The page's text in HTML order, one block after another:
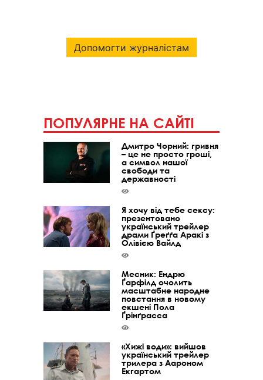
Допомогти журналістам
ПОПУЛЯРНЕ НА САЙТІ
Дмитро Чорний: гривня
– це не просто гроші,
а символ нашої
свободи та
державності
Я хочу від тебе сексу:
презентовано
український трейлер
драми Ґреґґа Аракі з
Олівією Вайлд
Месник: Ендрю
Ґарфілд очолить
масштабне народне
повстання в новому
екшені Пола
Ґрінґрасса
«Хижі води»: вийшов
український трейлер
трилера з Аароном
Екгартом